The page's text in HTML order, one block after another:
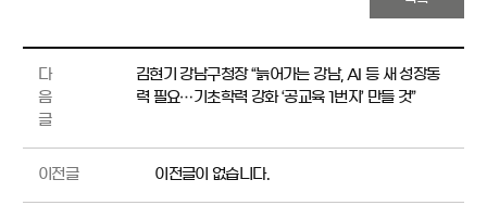
다
음
글
김현기 강남구청장 “늙어가는 강남, AI 등 새 성장동
력 필요…기초학력 강화 ‘공교육 1번지’ 만들 것”
이전글 이전글이 없습니다.